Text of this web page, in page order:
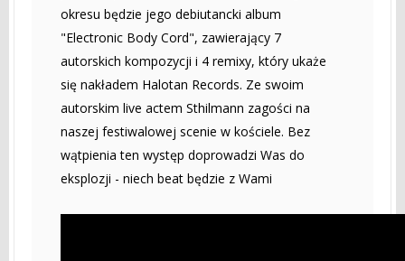
okresu będzie jego debiutancki album
"Electronic Body Cord", zawierający 7
autorskich kompozycji i 4 remixy, który ukaże
się nakładem Halotan Records. Ze swoim
autorskim live actem Sthilmann zagości na
naszej festiwalowej scenie w kościele. Bez
wątpienia ten występ doprowadzi Was do
eksplozji - niech beat będzie z Wami